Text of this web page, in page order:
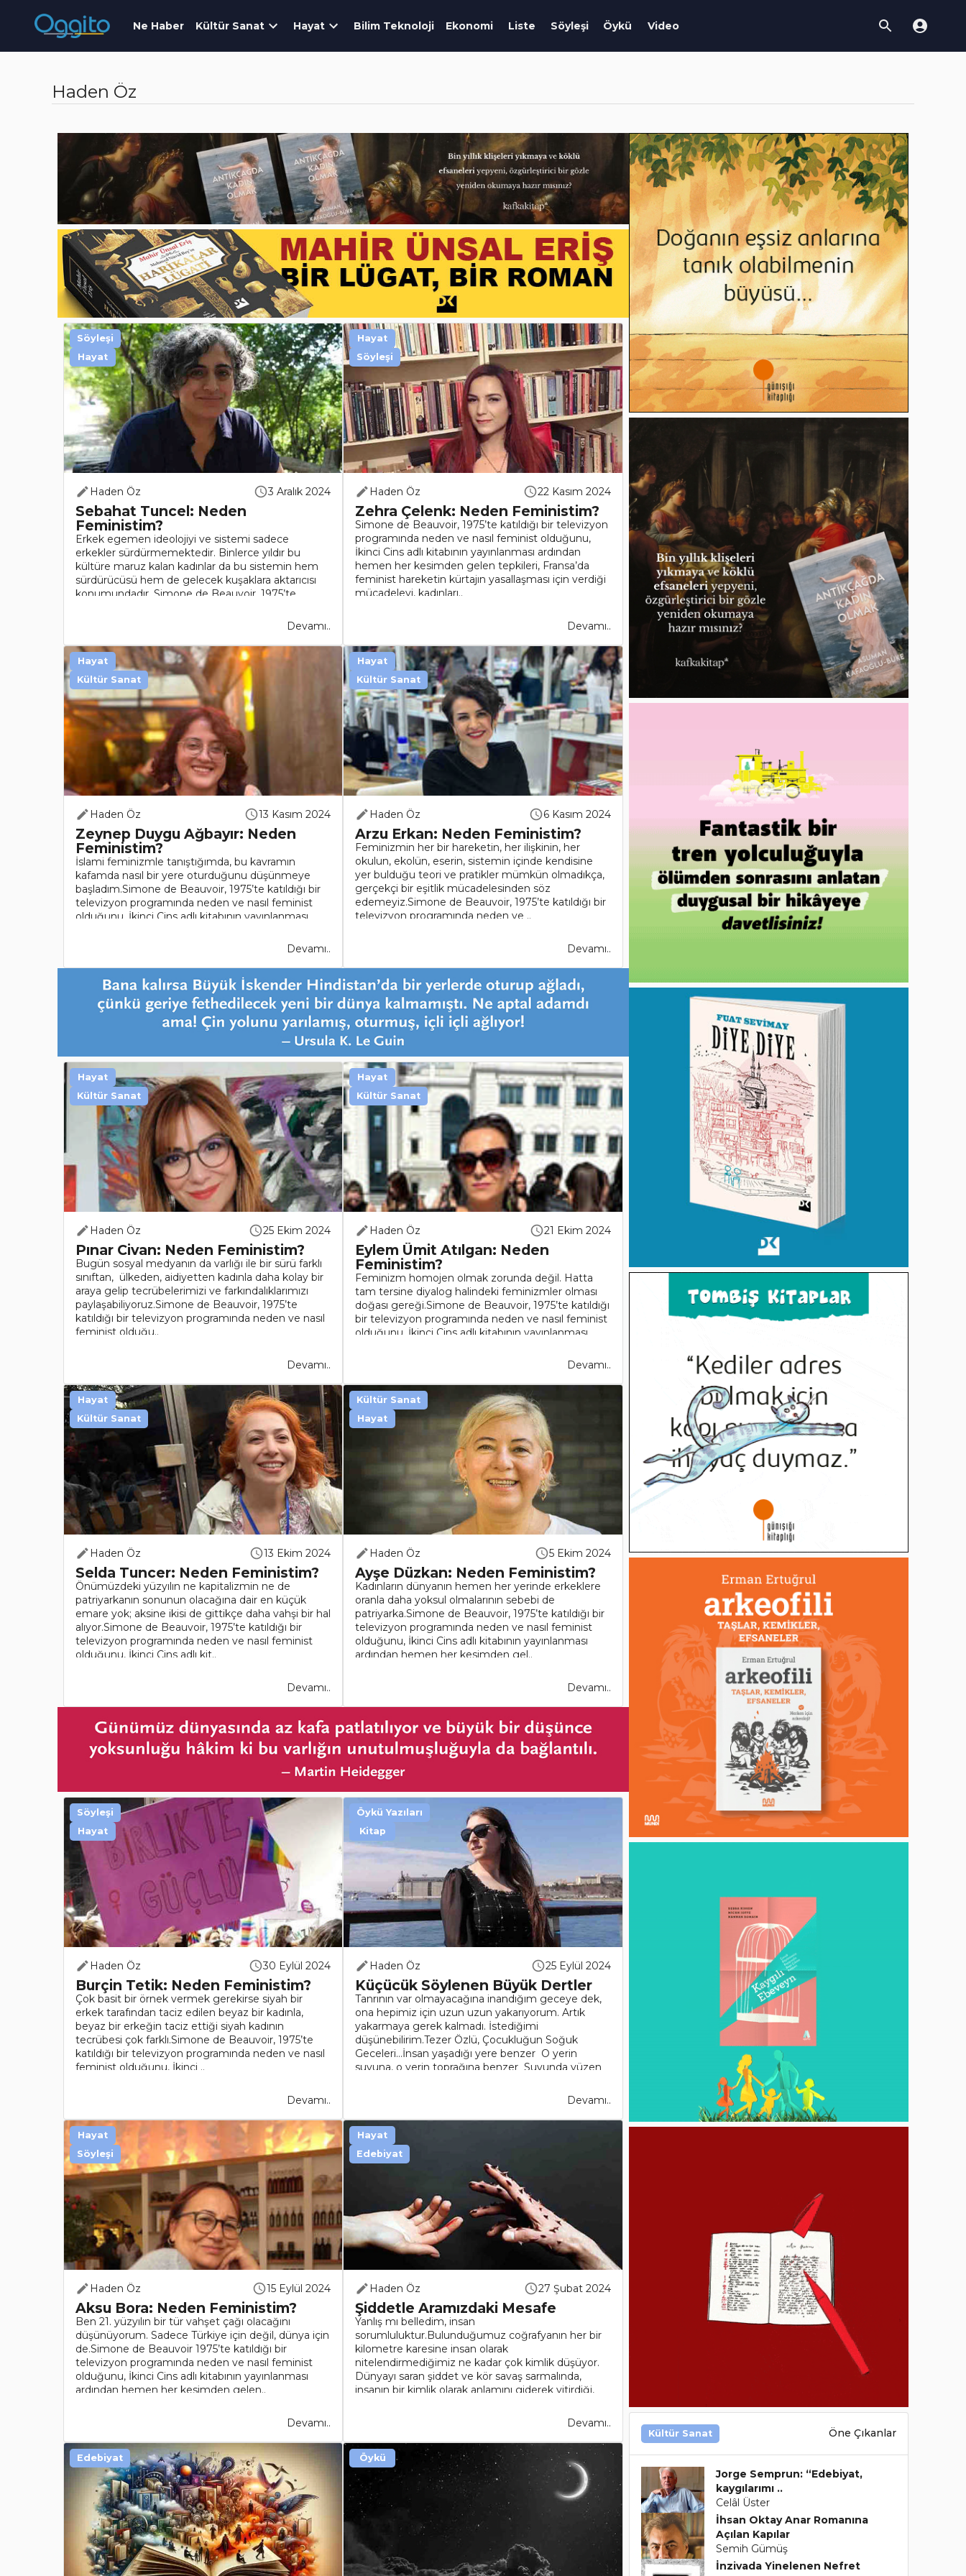
Ne Haber Kültür Sanat Hayat Bilim Teknoloji Ekonomi Liste Söyleşi Öykü Video
Haden Öz
Haden Öz 3 Aralık 2024
Sebahat Tuncel: Neden
Feministim?
Erkek egemen ideolojiyi ve sistemi sadece
erkekler sürdürmemektedir. Binlerce yıldır bu
kültüre maruz kalan kadınlar da bu sistemin hem
sürdürücüsü hem de gelecek kuşaklara aktarıcısı
konumundadır. Simone de Beauvoir, 1975’te
Devamı..
Söyleşi
Hayat
Haden Öz 22 Kasım 2024
Zehra Çelenk: Neden Feministim?
Simone de Beauvoir, 1975’te katıldığı bir televizyon
programında neden ve nasıl feminist olduğunu,
İkinci Cins adlı kitabının yayınlanması ardından
hemen her kesimden gelen tepkileri, Fransa’da
feminist hareketin kürtajın yasallaşması için verdiği
mücadeleyi, kadınları..
Devamı..
Hayat
Söyleşi
Haden Öz 13 Kasım 2024
Zeynep Duygu Ağbayır: Neden
Feministim?
İslami feminizmle tanıştığımda, bu kavramın
kafamda nasıl bir yere oturduğunu düşünmeye
başladım.Simone de Beauvoir, 1975’te katıldığı bir
televizyon programında neden ve nasıl feminist
olduğunu, İkinci Cins adlı kitabının yayınlanması
Devamı..
Hayat
Kültür Sanat
Haden Öz 6 Kasım 2024
Arzu Erkan: Neden Feministim?
Feminizmin her bir hareketin, her ilişkinin, her
okulun, ekolün, eserin, sistemin içinde kendisine
yer bulduğu teori ve pratikler mümkün olmadıkça,
gerçekçi bir eşitlik mücadelesinden söz
edemeyiz.Simone de Beauvoir, 1975’te katıldığı bir
televizyon programında neden ve ..
Devamı..
Hayat
Kültür Sanat
Haden Öz 25 Ekim 2024
Pınar Civan: Neden Feministim?
Bugün sosyal medyanın da varlığı ile bir sürü farklı
sınıftan, ülkeden, aidiyetten kadınla daha kolay bir
araya gelip tecrübelerimizi ve farkındalıklarımızı
paylaşabiliyoruz.Simone de Beauvoir, 1975’te
katıldığı bir televizyon programında neden ve nasıl
feminist olduğu..
Devamı..
Hayat
Kültür Sanat
Haden Öz 21 Ekim 2024
Eylem Ümit Atılgan: Neden
Feministim?
Feminizm homojen olmak zorunda değil. Hatta
tam tersine diyalog halindeki feminizmler olması
doğası gereği.Simone de Beauvoir, 1975’te katıldığı
bir televizyon programında neden ve nasıl feminist
olduğunu, İkinci Cins adlı kitabının yayınlanması
Devamı..
Hayat
Kültür Sanat
Haden Öz 13 Ekim 2024
Selda Tuncer: Neden Feministim?
Önümüzdeki yüzyılın ne kapitalizmin ne de
patriyarkanın sonunun olacağına dair en küçük
emare yok; aksine ikisi de gittikçe daha vahşi bir hal
alıyor.Simone de Beauvoir, 1975’te katıldığı bir
televizyon programında neden ve nasıl feminist
olduğunu, İkinci Cins adlı kit..
Devamı..
Hayat
Kültür Sanat
Haden Öz 5 Ekim 2024
Ayşe Düzkan: Neden Feministim?
Kadınların dünyanın hemen her yerinde erkeklere
oranla daha yoksul olmalarının sebebi de
patriyarka.Simone de Beauvoir, 1975’te katıldığı bir
televizyon programında neden ve nasıl feminist
olduğunu, İkinci Cins adlı kitabının yayınlanması
ardından hemen her kesimden gel..
Devamı..
Kültür Sanat
Hayat
Haden Öz 30 Eylül 2024
Burçin Tetik: Neden Feministim?
Çok basit bir örnek vermek gerekirse siyah bir
erkek tarafından taciz edilen beyaz bir kadınla,
beyaz bir erkeğin taciz ettiği siyah kadının
tecrübesi çok farklı.Simone de Beauvoir, 1975’te
katıldığı bir televizyon programında neden ve nasıl
feminist olduğunu, İkinci ..
Devamı..
Söyleşi
Hayat
Haden Öz 25 Eylül 2024
Küçücük Söylenen Büyük Dertler
Tanrının var olmayacağına inandığım geceye dek,
ona hepimiz için uzun uzun yakarıyorum. Artık
yakarmaya gerek kalmadı. İstediğimi
düşünebilirim.Tezer Özlü, Çocukluğun Soğuk
Geceleri…İnsan yaşadığı yere benzer O yerin
suyuna, o yerin toprağına benzer Suyunda yüzen
Devamı..
Öykü Yazıları
Kitap
Haden Öz 15 Eylül 2024
Aksu Bora: Neden Feministim?
Ben 21. yüzyılın bir tür vahşet çağı olacağını
düşünüyorum. Sadece Türkiye için değil, dünya için
de.Simone de Beauvoir 1975’te katıldığı bir
televizyon programında neden ve nasıl feminist
olduğunu, İkinci Cins adlı kitabının yayınlanması
ardından hemen her kesimden gelen..
Devamı..
Hayat
Söyleşi
Haden Öz 27 Şubat 2024
Şiddetle Aramızdaki Mesafe
Yanlış mı belledim, insan
sorumluluktur.Bulunduğumuz coğrafyanın her bir
kilometre karesine insan olarak
nitelendirmediğimiz ne kadar çok kimlik düşüyor.
Dünyayı saran şiddet ve kör savaş sarmalında,
insanın bir kimlik olarak anlamını giderek yitirdiği,
Devamı..
Hayat
Edebiyat
Edebiyat Öykü
Kültür Sanat Öne Çıkanlar
Jorge Semprun: “Edebiyat,
kaygılarımı ..
Celâl Üster
İhsan Oktay Anar Romanına
Açılan Kapılar
Semih Gümüş
İnzivada Yinelenen Nefret